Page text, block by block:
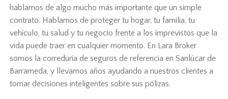
hablamos de algo mucho más importante que un simple
contrato. Hablamos de proteger tu hogar, tu familia, tu
vehículo, tu salud y tu negocio frente a los imprevistos que la
vida puede traer en cualquier momento. En Lara Broker
somos la correduría de seguros de referencia en Sanlúcar de
Barrameda, y llevamos años ayudando a nuestros clientes a
tomar decisiones inteligentes sobre sus pólizas.